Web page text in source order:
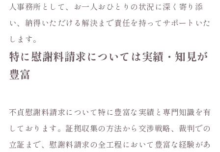
人事務所として、お一人おひとりの状況に深く寄り添
い、納得いただける解決まで責任を持ってサポートいた
します。
特に慰謝料請求については実績・知見が
豊富
不貞慰謝料請求について特に豊富な実績と専門知識を有
しております。証拠収集の方法から交渉戦略、裁判での
立証まで、慰謝料請求の全工程において豊富な経験があ